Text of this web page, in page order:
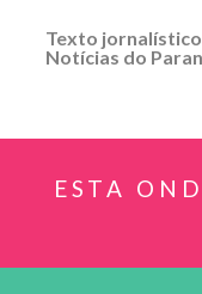
Texto
Notícias do
ESTA